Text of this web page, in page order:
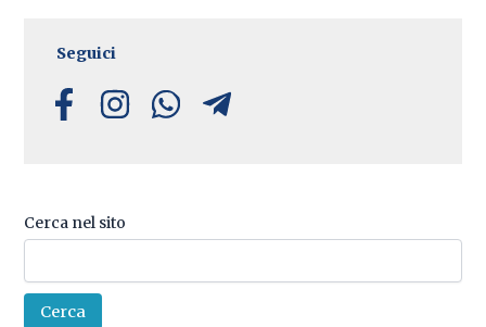
Seguici
Cerca nel sito
Cerca